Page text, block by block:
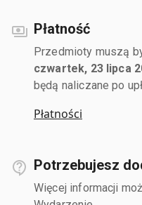
Płatność
Przedmioty muszą
czwartek, 23 lipca
będą naliczane po
Płatności
Potrzebujesz
Więcej informacji